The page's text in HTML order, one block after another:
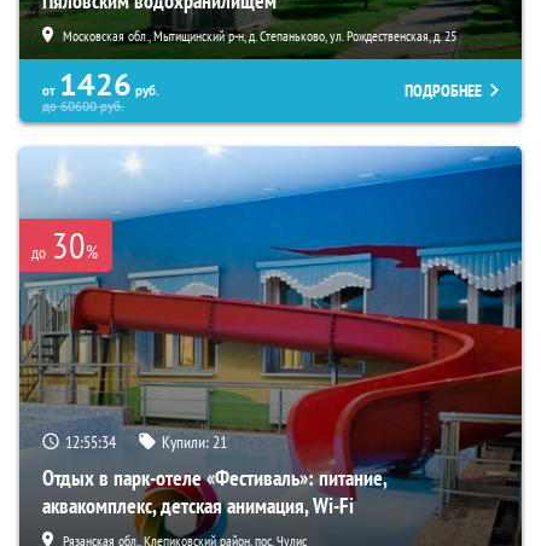
Московская обл., Мытищинский р-н, д. Степаньково, ул. Рождественская, д. 25
от 1426 руб.
до60600руб.
ПОДРОБНЕЕ
до 30%
12:55:33 Купили:21
Отдых в парк-отеле «Фестиваль»: питание,
аквакомплекс, детская анимация, Wi-Fi
Рязанская обл., Клепиковский район, пос. Чулис